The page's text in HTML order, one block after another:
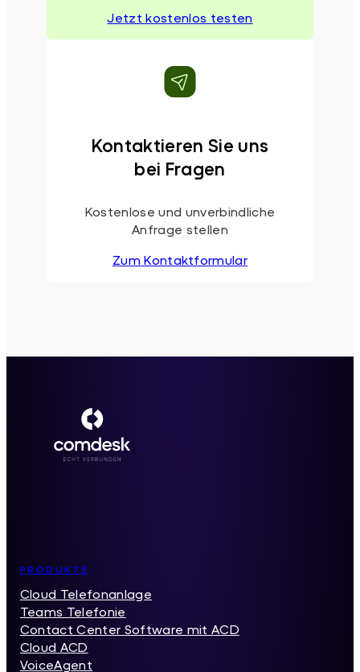
Jetzt kostenlos testen
Kontaktieren Sie uns
bei Fragen
Kostenlose und unverbindliche
Anfrage stellen
Zum Kontaktformular
Inhaltsverzeichnis
PRODUKTE
Cloud Telefonanlage
Teams Telefonie
Contact Center Software mit ACD
Cloud ACD
VoiceAgent